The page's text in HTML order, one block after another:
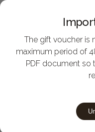
Skip
content
Home
Give
Restaurant Villa
The gift voucher is
maximum period of
PDF document so